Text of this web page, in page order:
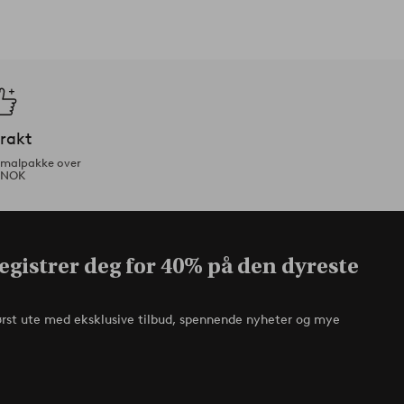
over
deg for 40% på den dyreste
ute med eksklusive tilbud, spennende nyheter og mye